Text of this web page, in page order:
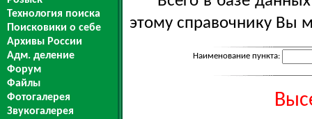
Технология поиска
Поисковики о себе
Архивы России
Адм. деление
Форум
Файлы
Фотогалерея
Звукогалерея
этому справочнику Вы
Наименование пункта: